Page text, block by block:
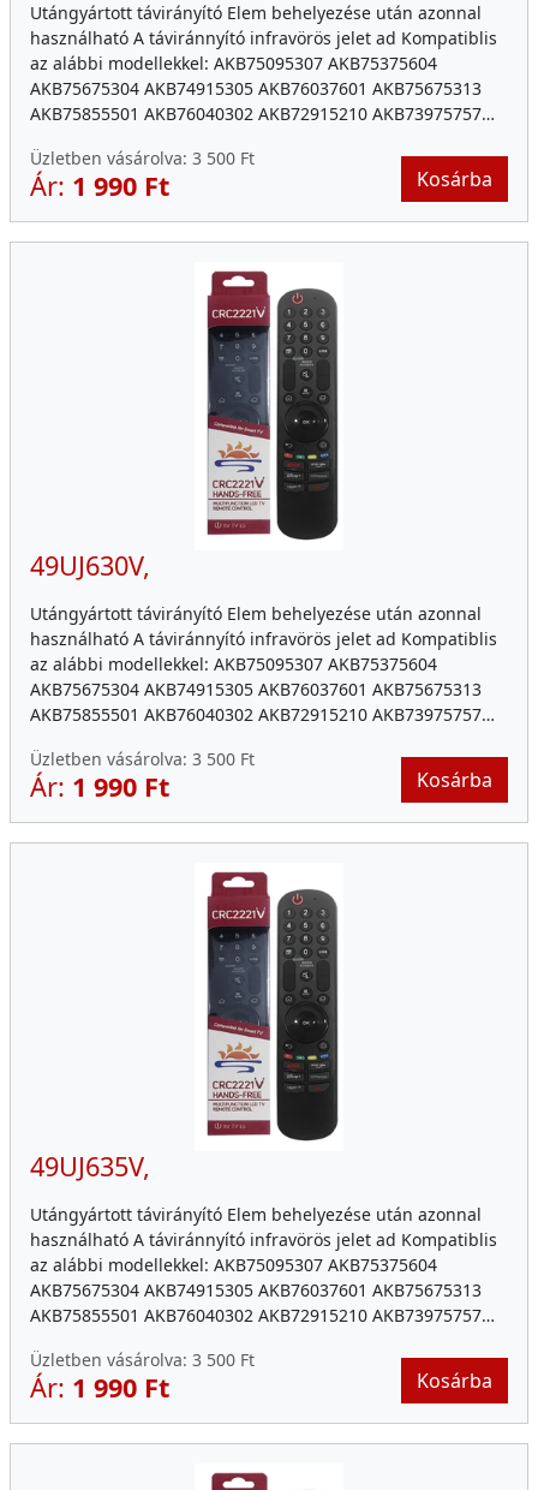
Utángyártott távirányító Elem behelyezése után azonnal
használható A táviránnyító infravörös jelet ad Kompatiblis
az alábbi modellekkel: AKB75095307 AKB75375604
AKB75675304 AKB74915305 AKB76037601 AKB75675313
AKB75855501 AKB76040302 AKB72915210 AKB73975757…
Üzletben vásárolva: 3 500 Ft
Ár: 1 990 Ft Kosárba
49UJ630V,
Utángyártott távirányító Elem behelyezése után azonnal
használható A táviránnyító infravörös jelet ad Kompatiblis
az alábbi modellekkel: AKB75095307 AKB75375604
AKB75675304 AKB74915305 AKB76037601 AKB75675313
AKB75855501 AKB76040302 AKB72915210 AKB73975757…
Üzletben vásárolva: 3 500 Ft
Ár: 1 990 Ft Kosárba
49UJ635V,
Utángyártott távirányító Elem behelyezése után azonnal
használható A táviránnyító infravörös jelet ad Kompatiblis
az alábbi modellekkel: AKB75095307 AKB75375604
AKB75675304 AKB74915305 AKB76037601 AKB75675313
AKB75855501 AKB76040302 AKB72915210 AKB73975757…
Üzletben vásárolva: 3 500 Ft
Ár: 1 990 Ft Kosárba